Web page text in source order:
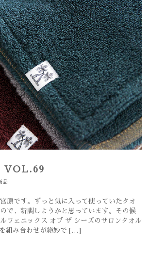
VOL.69
品
原です。ずっと気に入って使っていたタオ
で、新調しようかと思っています。その候
フェニックス オブ ザ シーズのサロンタオル
組み合わせが絶妙で […]